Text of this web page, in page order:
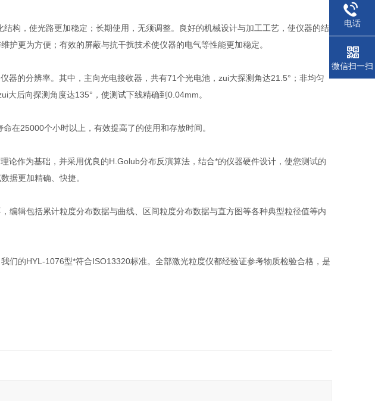
构，使光路更加稳定；长期使用，无须调整。良好的机械设计与加工工艺，使仪器的结
护更为方便；有效的屏蔽与抗干扰技术使仪器的电气等性能更加稳定。
器的分辨率。其中，主向光电接收器，共有71个光电池，zui大探测角达21.5°；非均匀
后向探测角度达135°，使测试下线精确到0.04mm。
在25000个小时以上，有效提高了的使用和存放时间。
论作为基础，并采用优良的H.Golub分布反演算法，结合*的仪器硬件设计，使您测试的
据更加精确、快捷。
编辑包括累计粒度分布数据与曲线、区间粒度分布数据与直方图等各种典型粒径值等内
们的HYL-1076型*符合ISO13320标准。全部激光粒度仪都经验证参考物质检验合格，是
电话
微信扫一扫